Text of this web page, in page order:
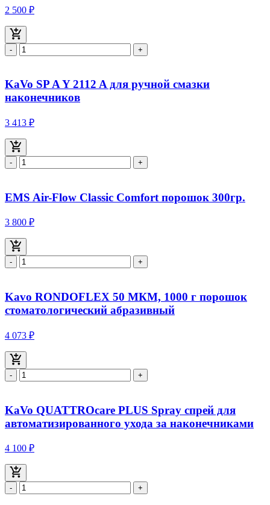
2 500 ₽
- +
KaVo SP A Y 2112 A для ручной смазки
наконечников
3 413 ₽
- +
EMS Air-Flow Classic Comfort порошок 300гр.
3 800 ₽
- +
Kavo RONDOFLEX 50 МКМ, 1000 г порошок
стоматологический абразивный
4 073 ₽
- +
KaVo QUATTROcare PLUS Spray спрей для
автоматизированного ухода за наконечниками
4 100 ₽
- +